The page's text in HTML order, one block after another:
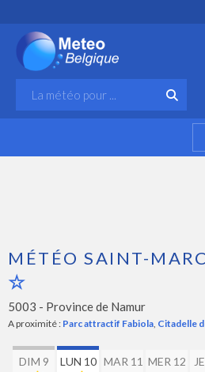
MÉTÉO SAINT-MARC
5003 - Province de Namur
A proximité : Parc attractif Fabiola, Citadelle
DIM 9 LUN 10 MAR 11 MER 12